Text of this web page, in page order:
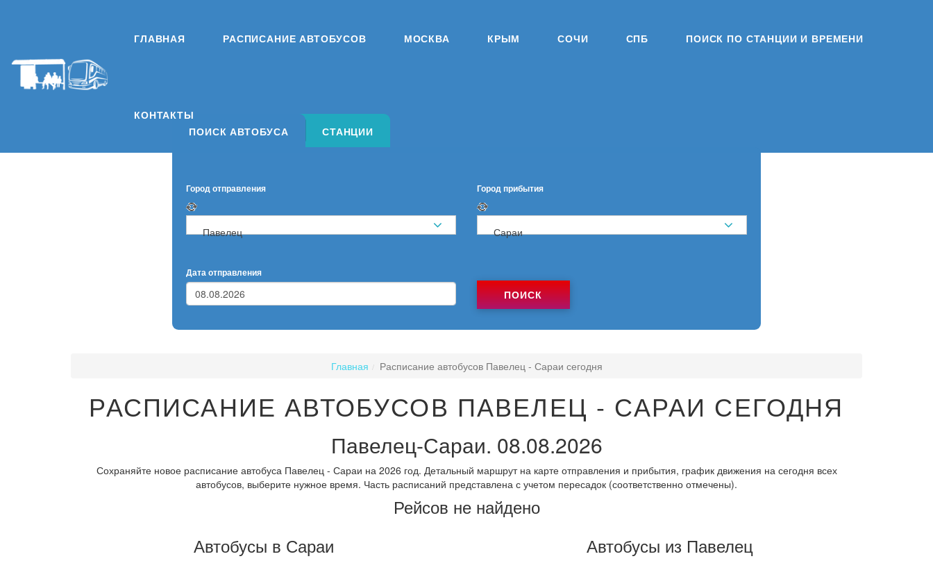
ГЛАВНАЯ РАСПИСАНИЕ АВТОБУСОВ МОСКВА КРЫМ СОЧИ СПБ ПОИСК ПО СТАНЦИИ И ВРЕМЕНИ
КОНТАКТЫ
ПОИСК АВТОБУСА
СТАНЦИИ
Город отправления
Павелец
Город прибытия
Сараи
Дата отправления
ПОИСК
Главная Расписание автобусов Павелец - Сараи сегодня
РАСПИСАНИЕ АВТОБУСОВ ПАВЕЛЕЦ - САРАИ СЕГОДНЯ
Павелец-Сараи. 08.08.2026
Сохраняйте новое расписание автобуса Павелец - Сараи на 2026 год. Детальный маршрут на карте отправления и прибытия, график движения на сегодня всех
автобусов, выберите нужное время. Часть расписаний представлена с учетом пересадок (соответственно отмечены).
Рейсов не найдено
Автобусы в Сараи
Автобусы из Павелец